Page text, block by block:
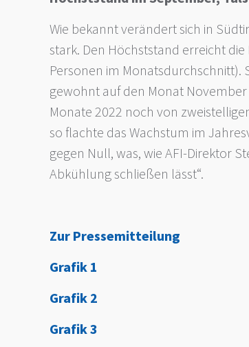
Wie bekannt verändert sich in
stark. Den Höchststand erreicht
Personen im Monatsdurchschnitt).
gewohnt auf den Monat
Monate 2022 noch von
so flachte das Wachstum im
gegen Null, was, wie AFI-Direktor
Abkühlung schließen lässt“.
Zur Pressemitteilung
Grafik 1
Grafik 2
Grafik 3